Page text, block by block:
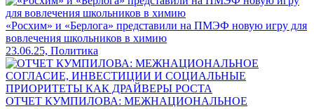
«Росхим» и «Берлога» представили на ПМЭФ новую игру для
вовлечения школьников в химию
23.06.25, Политика
ОТЧЕТ КУМПИЛОВА: МЕЖНАЦИОНАЛЬНОЕ